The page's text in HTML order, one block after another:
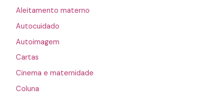
Aleitamento materno
Autocuidado
Autoimagem
Cartas
Cinema e maternidade
Coluna